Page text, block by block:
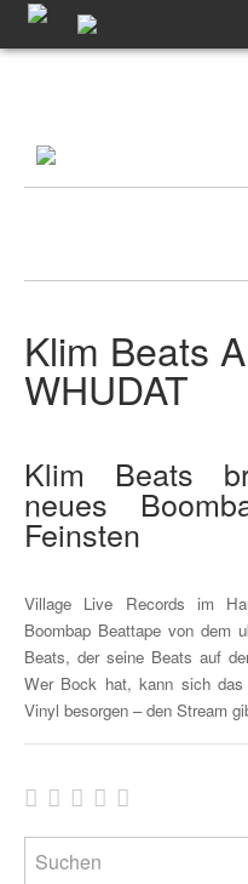
Klim Beats
WHUDAT
Klim Beats
neues
Feinsten
Village Live Records im
Boombap Beattape von dem
Beats, der seine Beats auf
Wer Bock hat, kann sich
Vinyl besorgen – den Stream